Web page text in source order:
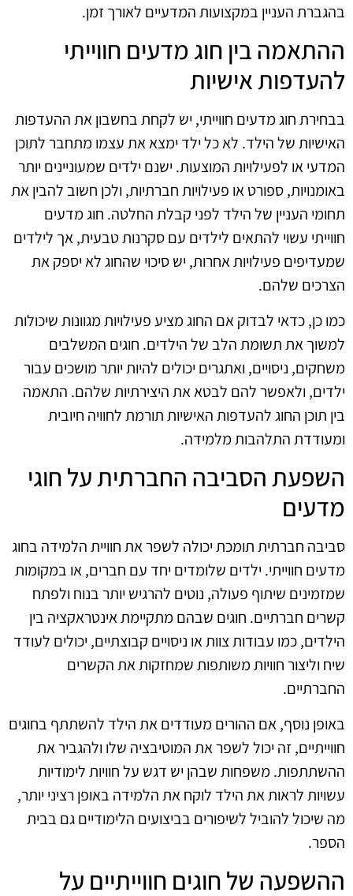
בהגברת העניין במקצועות המדעיים לאורך זמן.
ההתאמה בין חוג מדעים חווייתי
להעדפות אישיות
בבחירת חוג מדעים חווייתי, יש לקחת בחשבון את ההעדפות
האישיות של הילד. לא כל ילד ימצא את עצמו מתחבר לתוכן
המדעי או לפעילויות המוצעות. ישנם ילדים שמעוניינים יותר
באומנויות, ספורט או פעילויות חברתיות, ולכן חשוב להבין את
תחומי העניין של הילד לפני קבלת החלטה. חוג מדעים
חווייתי עשוי להתאים לילדים עם סקרנות טבעית, אך לילדים
שמעדיפים פעילויות אחרות, יש סיכוי שהחוג לא יספק את
הצרכים שלהם.
כמו כן, כדאי לבדוק אם החוג מציע פעילויות מגוונות שיכולות
למשוך את תשומת הלב של הילדים. חוגים המשלבים
משחקים, ניסויים, ואתגרים יכולים להיות יותר מושכים עבור
ילדים, ולאפשר להם לבטא את היצירתיות שלהם. התאמה
בין תוכן החוג להעדפות האישיות תורמת לחוויה חיובית
ומעודדת התלהבות מלמידה.
השפעת הסביבה החברתית על חוגי
מדעים
סביבה חברתית תומכת יכולה לשפר את חוויית הלמידה בחוג
מדעים חווייתי. ילדים שלומדים יחד עם חברים, או במקומות
שמזמינים שיתוף פעולה, נוטים להרגיש יותר בנוח ולפתח
קשרים חברתיים. חוגים שבהם מתקיימת אינטראקציה בין
הילדים, כמו עבודות צוות או ניסויים קבוצתיים, יכולים לעודד
שיח וליצור חוויות משותפות שמחזקות את הקשרים
החברתיים.
באופן נוסף, אם ההורים מעודדים את הילד להשתתף בחוגים
חווייתיים, זה יכול לשפר את המוטיבציה שלו ולהגביר את
ההשתתפות. משפחות שבהן יש דגש על חוויות לימודיות
עשויות לראות את הילד לוקח את הלמידה באופן רציני יותר,
מה שיכול להוביל לשיפורים בביצועים הלימודיים גם בבית
הספר.
ההשפעה של חוגים חווייתיים על